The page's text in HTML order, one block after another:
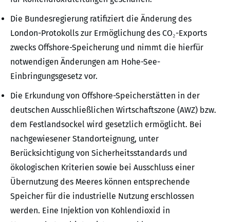
Die Bundesregierung ratifiziert die Änderung des
London-Protokolls zur Ermöglichung des CO₂-Exports
zwecks Offshore-Speicherung und nimmt die hierfür
notwendigen Änderungen am Hohe-See-
Einbringungsgesetz vor.
Die Erkundung von Offshore-Speicherstätten in der
deutschen Ausschließlichen Wirtschaftszone (AWZ) bzw.
dem Festlandsockel wird gesetzlich ermöglicht. Bei
nachgewiesener Standorteignung, unter
Berücksichtigung von Sicherheitsstandards und
ökologischen Kriterien sowie bei Ausschluss einer
Übernutzung des Meeres können entsprechende
Speicher für die industrielle Nutzung erschlossen
werden. Eine Injektion von Kohlendioxid in